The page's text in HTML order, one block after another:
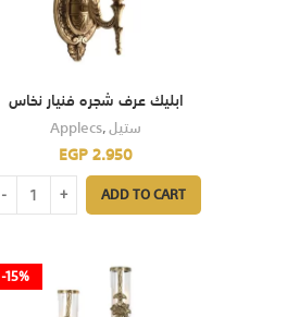
ابليك عرف شجره فنيار نخاس
Applecs,ستيل
EGP2.950
ADD TO CART
-15%